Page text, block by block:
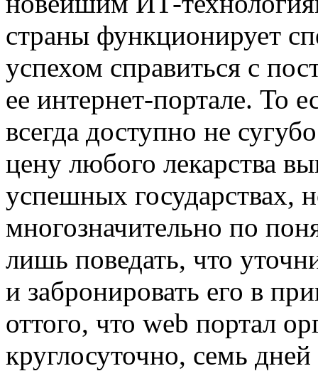
страны функционирует
успехом справиться с
ее интернет-портале. То
всегда доступно не
цену любого лекарства
успешных государствах,
многозначительно по
лишь поведать, что
и забронировать его в
оттого, что web портал
круглосуточно, семь